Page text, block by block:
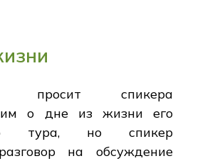
просит спикера
им о дне из жизни его
тура, но спикер
на обсуждение